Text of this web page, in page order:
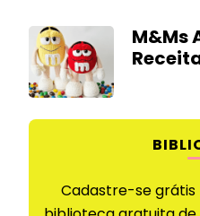
M&Ms
Cadastre-se grátis